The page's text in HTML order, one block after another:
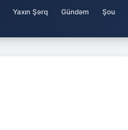
Yaxın Şərq Gündəm Şou